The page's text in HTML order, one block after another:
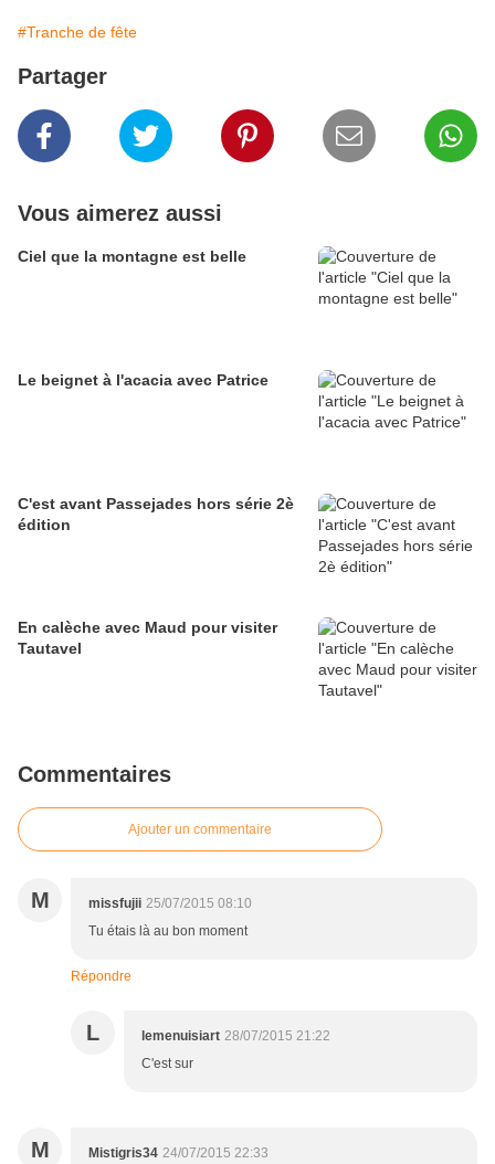
#Tranche de fête
Partager
Vous aimerez aussi
Ciel que la montagne est belle
Le beignet à l'acacia avec Patrice
C'est avant Passejades hors série 2è
édition
En calèche avec Maud pour visiter
Tautavel
Commentaires
Ajouter un commentaire
M missfujii 25/07/2015 08:10
Tu étais là au bon moment
Répondre
L lemenuisiart 28/07/2015 21:22
C'est sur
M Mistigris34 24/07/2015 22:33